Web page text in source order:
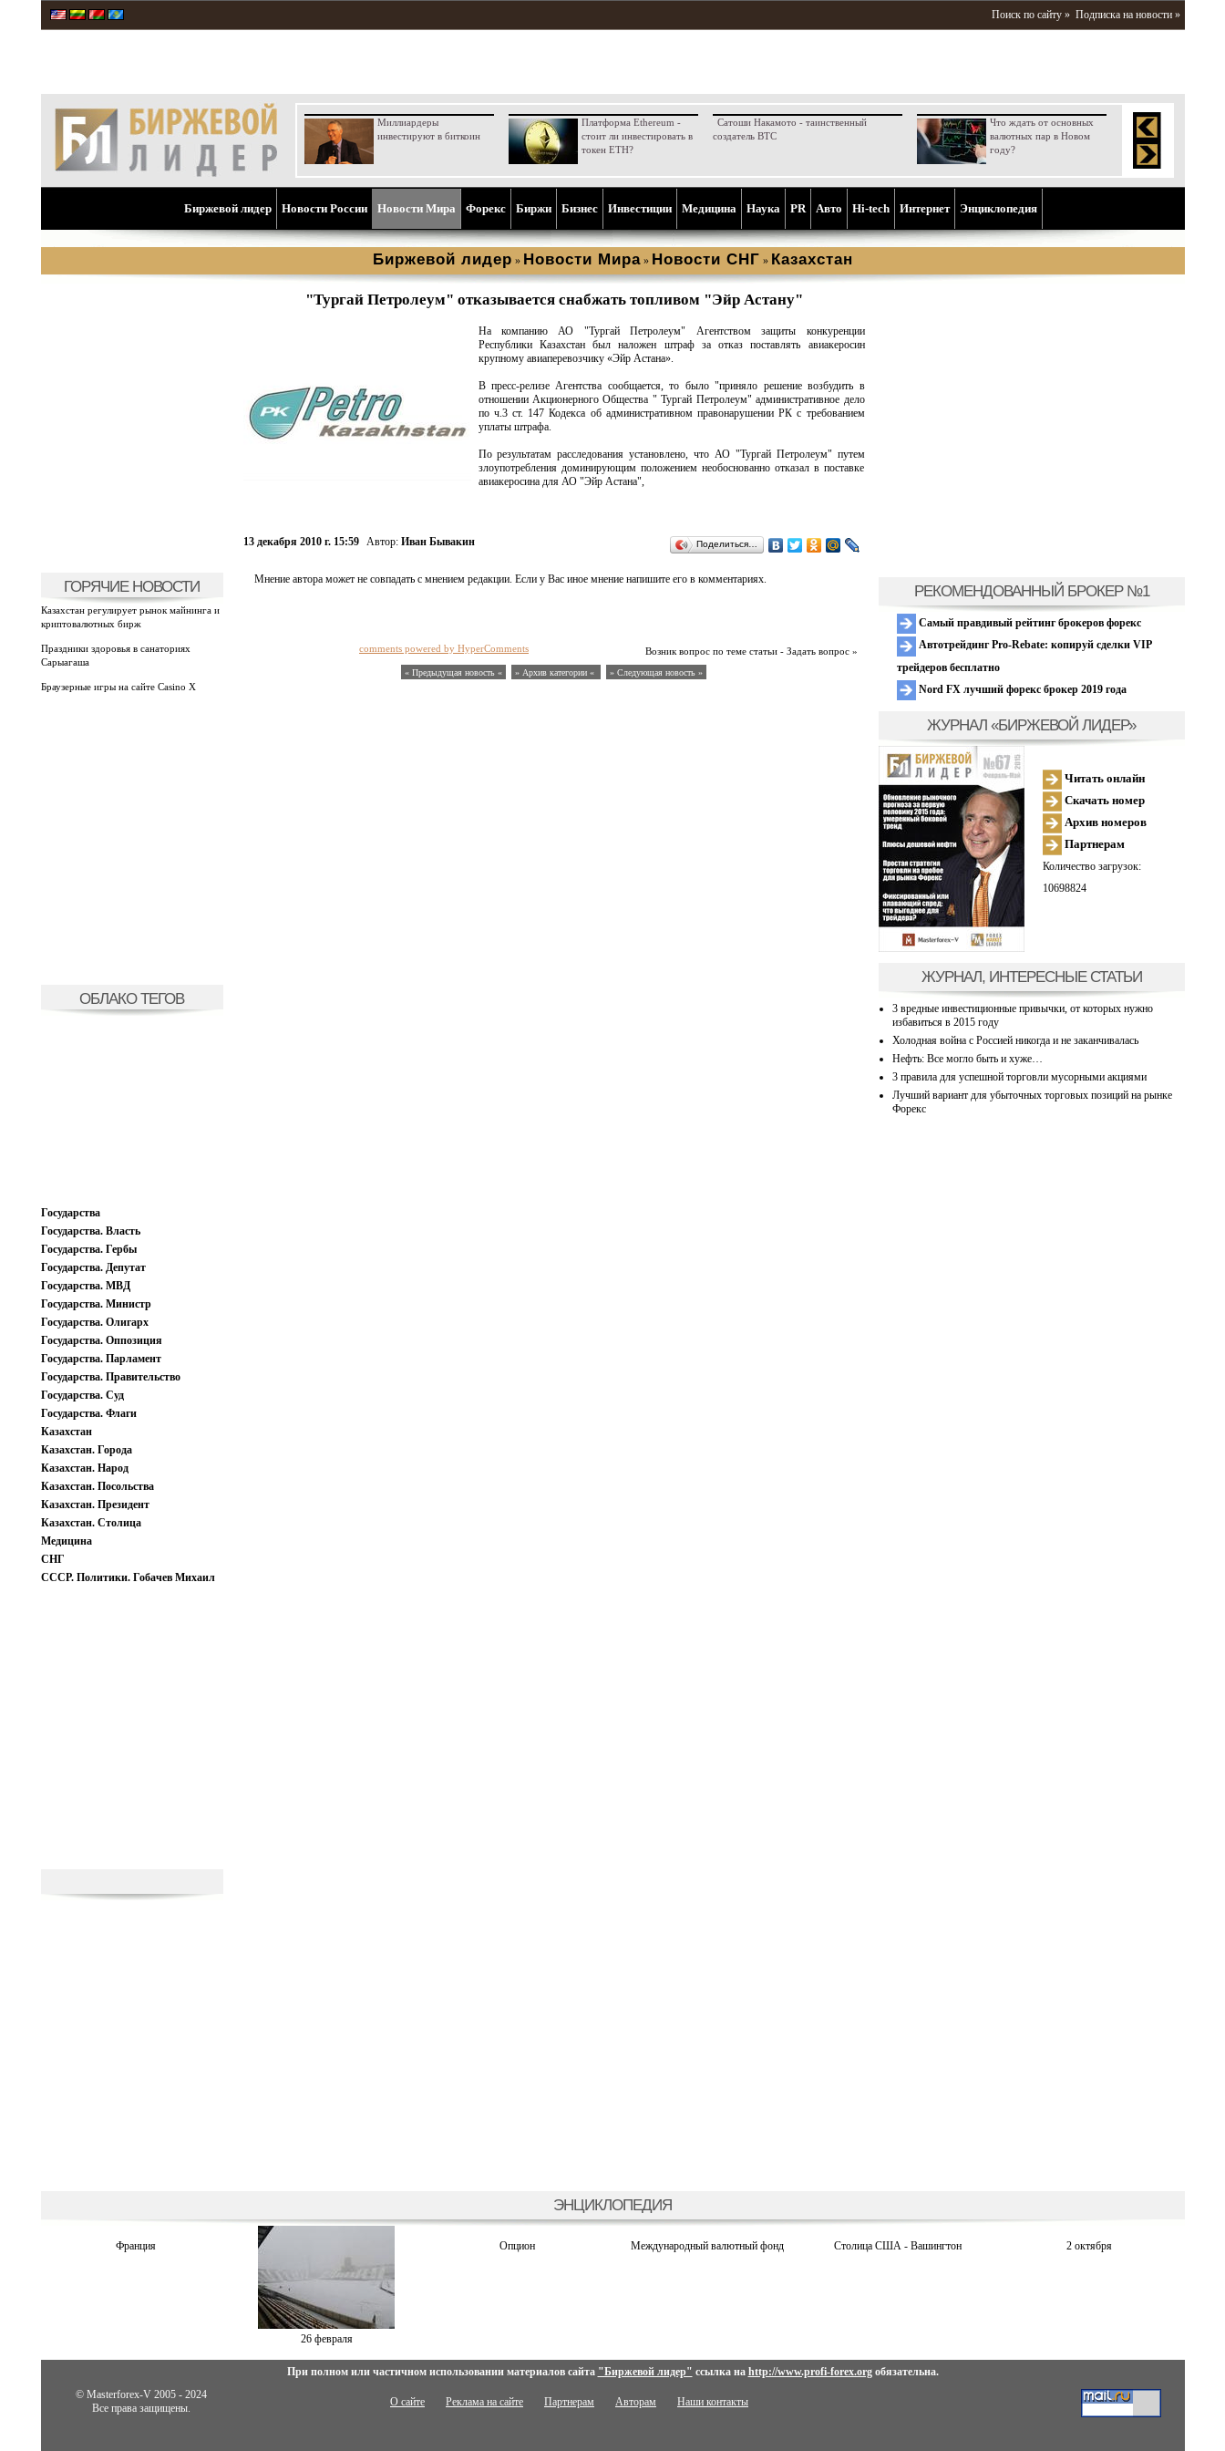
Поиск по сайту » Подписка на новости »
Миллиардеры
инвестируют в биткоин
Платформа Ethereum -
стоит ли инвестировать в
токен ETH?
Сатоши Накамото - таинственный
создатель BTC
Что ждать от основных
валютных пар в Новом
году?
Биржевой лидер Новости России Новости Мира Форекс Биржи Бизнес Инвестиции Медицина Наука PR Aвто Hi-tech Интернет Энциклопедия
Биржевой лидер » Новости Мира » Новости СНГ » Казахстан
ГОРЯЧИЕ НОВОСТИ
Казахстан регулирует рынок майнинга и
криптовалютных бирж
Праздники здоровья в санаториях
Сарыагаша
Браузерные игры на сайте Casino X
ОБЛАКО ТЕГОВ
Государства
Государства. Власть
Государства. Гербы
Государства. Депутат
Государства. МВД
Государства. Министр
Государства. Олигарх
Государства. Оппозиция
Государства. Парламент
Государства. Правительство
Государства. Суд
Государства. Флаги
Казахстан
Казахстан. Города
Казахстан. Народ
Казахстан. Посольства
Казахстан. Президент
Казахстан. Столица
Медицина
СНГ
СССР. Политики. Гобачев Михаил
"Тургай Петролеум" отказывается снабжать топливом "Эйр Астану"
На компанию АО "Тургай Петролеум" Агентством защиты конкуренции
Республики Казахстан был наложен штраф за отказ поставлять авиакеросин
крупному авиаперевозчику «Эйр Астана».
В пресс-релизе Агентства сообщается, то было "приняло решение возбудить в
отношении Акционерного Общества " Тургай Петролеум" административное дело
по ч.3 ст. 147 Кодекса об административном правонарушении РК с требованием
уплаты штрафа.
По результатам расследования установлено, что АО "Тургай Петролеум" путем
злоупотребления доминирующим положением необоснованно отказал в поставке
авиакеросина для АО "Эйр Астана",
13 декабря 2010 г. 15:59 Автор: Иван Бывакин Поделиться…
Мнение автора может не совпадать с мнением редакции. Если у Вас иное мнение напишите его в комментариях.
Возник вопрос по теме статьи - Задать вопрос »
comments powered by HyperComments
« Предыдущая новость « » Архив категории « » Следующая новость »
РЕКОМЕНДОВАННЫЙ БРОКЕР №1
Самый правдивый рейтинг брокеров форекс
Автотрейдинг Pro-Rebate: копируй сделки VIP
трейдеров бесплатно
Nord FX лучший форекс брокер 2019 года
ЖУРНАЛ «БИРЖЕВОЙ ЛИДЕР»
Читать онлайн
Скачать номер
Архив номеров
Партнерам
Количество загрузок:
10698824
ЖУРНАЛ, ИНТЕРЕСНЫЕ СТАТЬИ
3 вредные инвестиционные привычки, от которых нужно
избавиться в 2015 году
Холодная война с Россией никогда и не заканчивалась
Нефть: Все могло быть и хуже…
3 правила для успешной торговли мусорными акциями
Лучший вариант для убыточных торговых позиций на рынке
Форекс
ЭНЦИКЛОПЕДИЯ
Франция
26 февраля
Опцион Международный валютный фонд Столица США - Вашингтон 2 октября
При полном или частичном использовании материалов сайта "Биржевой лидер" ссылка на http://www.profi-forex.orgобязательна.
© Masterforex-V 2005 - 2024
Все права защищены.
О сайте Реклама на сайте Партнерам Авторам Наши контакты